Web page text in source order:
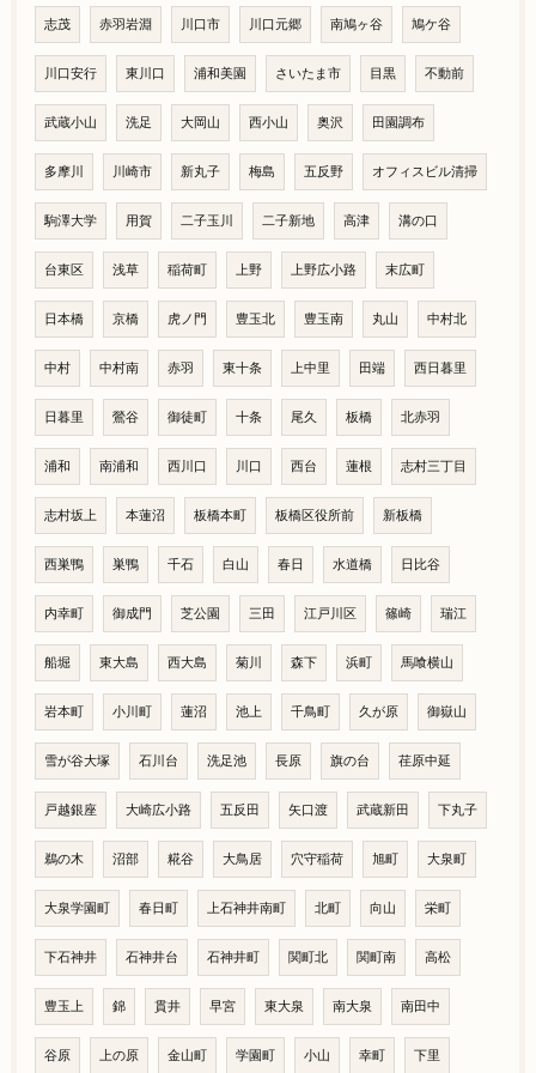
志茂 赤羽岩淵 川口市 川口元郷 南鳩ヶ谷 鳩ケ谷
川口安行 東川口 浦和美園 さいたま市 目黒 不動前
武蔵小山 洗足 大岡山 西小山 奥沢 田園調布
多摩川 川崎市 新丸子 梅島 五反野 オフィスビル清掃
駒澤大学 用賀 二子玉川 二子新地 高津 溝の口
台東区 浅草 稲荷町 上野 上野広小路 末広町
日本橋 京橋 虎ノ門 豊玉北 豊玉南 丸山 中村北
中村 中村南 赤羽 東十条 上中里 田端 西日暮里
日暮里 鶯谷 御徒町 十条 尾久 板橋 北赤羽
浦和 南浦和 西川口 川口 西台 蓮根 志村三丁目
志村坂上 本蓮沼 板橋本町 板橋区役所前 新板橋
西巣鴨 巣鴨 千石 白山 春日 水道橋 日比谷
内幸町 御成門 芝公園 三田 江戸川区 篠崎 瑞江
船堀 東大島 西大島 菊川 森下 浜町 馬喰横山
岩本町 小川町 蓮沼 池上 千鳥町 久が原 御嶽山
雪が谷大塚 石川台 洗足池 長原 旗の台 荏原中延
戸越銀座 大崎広小路 五反田 矢口渡 武蔵新田 下丸子
鵜の木 沼部 糀谷 大鳥居 穴守稲荷 旭町 大泉町
大泉学園町 春日町 上石神井南町 北町 向山 栄町
下石神井 石神井台 石神井町 関町北 関町南 高松
豊玉上 錦 貫井 早宮 東大泉 南大泉 南田中
谷原 上の原 金山町 学園町 小山 幸町 下里